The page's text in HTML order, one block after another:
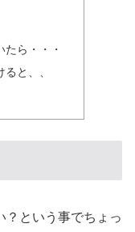
ら・・・
と、、
？という事でちょっ